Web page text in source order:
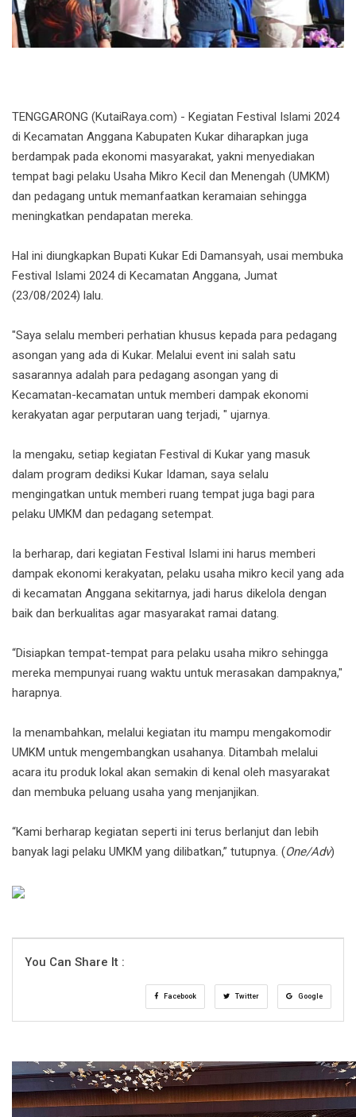
TENGGARONG (KutaiRaya.com) - Kegiatan Festival Islami 2024
di Kecamatan Anggana Kabupaten Kukar diharapkan juga
berdampak pada ekonomi masyarakat, yakni menyediakan
tempat bagi pelaku Usaha Mikro Kecil dan Menengah (UMKM)
dan pedagang untuk memanfaatkan keramaian sehingga
meningkatkan pendapatan mereka.
Hal ini diungkapkan Bupati Kukar Edi Damansyah, usai membuka
Festival Islami 2024 di Kecamatan Anggana, Jumat
(23/08/2024) lalu.
"Saya selalu memberi perhatian khusus kepada para pedagang
asongan yang ada di Kukar. Melalui event ini salah satu
sasarannya adalah para pedagang asongan yang di
Kecamatan-kecamatan untuk memberi dampak ekonomi
kerakyatan agar perputaran uang terjadi, " ujarnya.
Ia mengaku, setiap kegiatan Festival di Kukar yang masuk
dalam program dediksi Kukar Idaman, saya selalu
mengingatkan untuk memberi ruang tempat juga bagi para
pelaku UMKM dan pedagang setempat.
Ia berharap, dari kegiatan Festival Islami ini harus memberi
dampak ekonomi kerakyatan, pelaku usaha mikro kecil yang ada
di kecamatan Anggana sekitarnya, jadi harus dikelola dengan
baik dan berkualitas agar masyarakat ramai datang.
“Disiapkan tempat-tempat para pelaku usaha mikro sehingga
mereka mempunyai ruang waktu untuk merasakan dampaknya,"
harapnya.
Ia menambahkan, melalui kegiatan itu mampu mengakomodir
UMKM untuk mengembangkan usahanya. Ditambah melalui
acara itu produk lokal akan semakin di kenal oleh masyarakat
dan membuka peluang usaha yang menjanjikan.
“Kami berharap kegiatan seperti ini terus berlanjut dan lebih
banyak lagi pelaku UMKM yang dilibatkan,” tutupnya. (One/Adv)
You Can Share It :
Facebook Twitter Google